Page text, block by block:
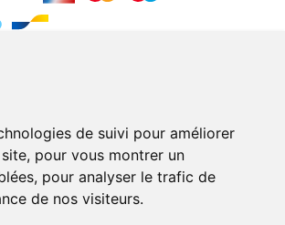
de suivi pour améliorer
pour vous montrer un
pour analyser le trafic de
de nos visiteurs.
pharmacie en Click & Collect
urbaines à Liège avec :
et écologique de
et fiables.